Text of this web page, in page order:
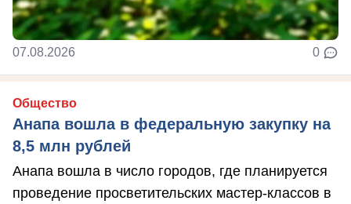
07.08.2026 0
Общество
Анапа вошла в федеральную закупку на
8,5 млн рублей
Анапа вошла в число городов, где планируется
проведение просветительских мастер-классов в